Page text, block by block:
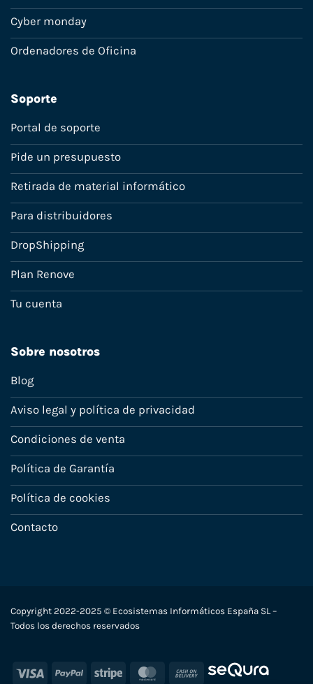
Cyber monday
Ordenadores de Oficina
Soporte
Portal de soporte
Pide un presupuesto
Retirada de material informático
Para distribuidores
DropShipping
Plan Renove
Tu cuenta
Sobre nosotros
Blog
Aviso legal y política de privacidad
Condiciones de venta
Política de Garantía
Política de cookies
Contacto
Copyright 2022-2025 © Ecosistemas Informáticos España SL –
Todos los derechos reservados
Visa PayPal Stripe MasterCard
Cash